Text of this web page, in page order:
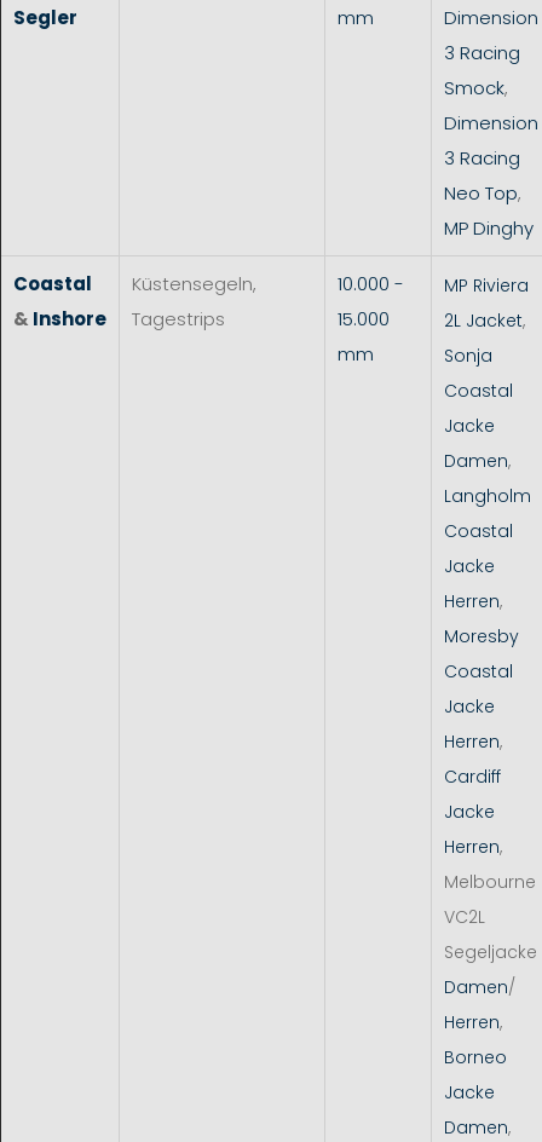
Segler mm
Dimension
3 Racing
Smock,
Dimension
3 Racing
Neo Top,
MP Dinghy
Coastal
& Inshore
Küstensegeln,
Tagestrips
10.000 -
15.000
mm
MP Riviera
2L Jacket,
Sonja
Coastal
Jacke
Damen,
Langholm
Coastal
Jacke
Herren,
Moresby
Coastal
Jacke
Herren,
Cardiff
Jacke
Herren,
Melbourne
VC2L
Segeljacke
Damen/
Herren,
Borneo
Jacke
Damen,